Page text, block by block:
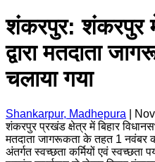
शंकरपुर: शंकरपुर में
द्वारा मतदाता
चलाया गया
Shankarpur, Madhepura
शंकरपुर प्रखंड क्षेत्र में बिहार
मतदाता जागरूकता के तहत 1 नवंबर
अंतर्गत स्वच्छता कर्मियों एवं स्वच्छता